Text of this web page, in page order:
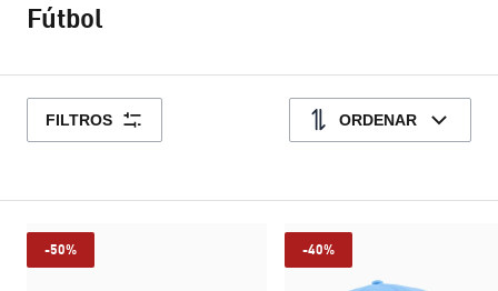
Fútbol
FILTROS ORDENAR
-50% -40%